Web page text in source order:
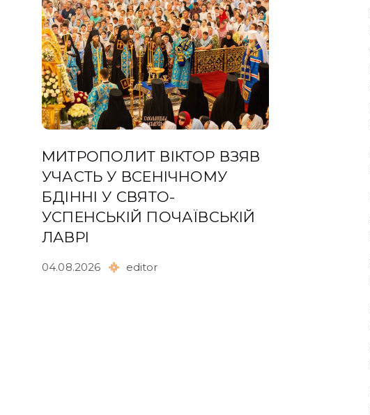
МИТРОПОЛИТ ВІКТОР ВЗЯВ
УЧАСТЬ У ВСЕНІЧНОМУ
БДІННІ У СВЯТО-
УСПЕНСЬКІЙ ПОЧАЇВСЬКІЙ
ЛАВРІ
04.08.2026 editor